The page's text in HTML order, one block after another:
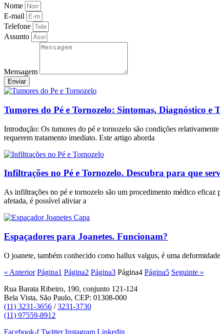
Nome
E-mail
Telefone
Assunto
Mensagem
Enviar
Tumores do Pé e Tornozelo: Sintomas, Diagnóstico e
Introdução: Os tumores do pé e tornozelo são condições
requerem tratamento imediato. Este artigo aborda
Infiltrações no Pé e Tornozelo. Descubra para que
As infiltrações no pé e tornozelo são um procedimento médico eficaz
afetada, é possível aliviar a
Espaçadores para Joanetes. Funcionam?
O joanete, também conhecido como hallux valgus, é uma
« Anterior Página1 Página2 Página3 Página4 Página5 Seguinte »
Rua Barata Ribeiro, 190, conjunto 121-124
Bela Vista, São Paulo, CEP: 01308-000
(11) 3231-3656 /3231-3730
(11) 97559-8912
Facebook-f Twitter Instagram Linkedin